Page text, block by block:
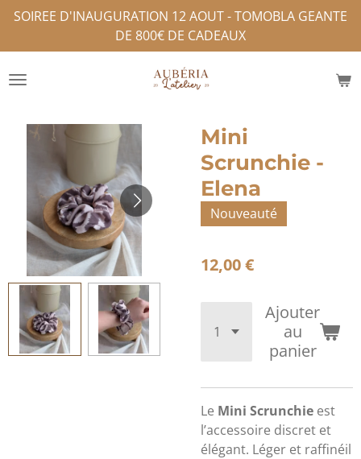
Passer
contenu
principal
SOIREE D'INAUGURATION 12 AOUT - TOMOBLA GEANTE
DE 800€ DE CADEAUX
Mini
Scrunchie -
Elena
Nouveauté
12,00 €
Ajouter
au
panier
Le Mini Scrunchie est
l’accessoire discret et
élégant. Léger et raffinéil